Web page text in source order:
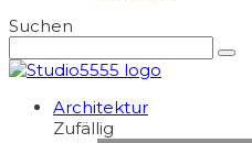
Suchen
Architektur
Zufällig